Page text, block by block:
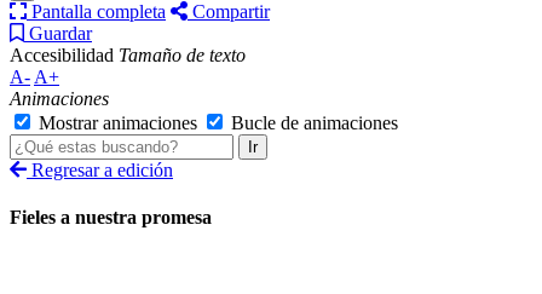
Pantalla completa
Compartir
Guardar
Accesibilidad Tamaño de texto
A- A+
Animaciones
Mostrar animaciones
Bucle de animaciones
Ir
Regresar a edición
Fieles a nuestra promesa